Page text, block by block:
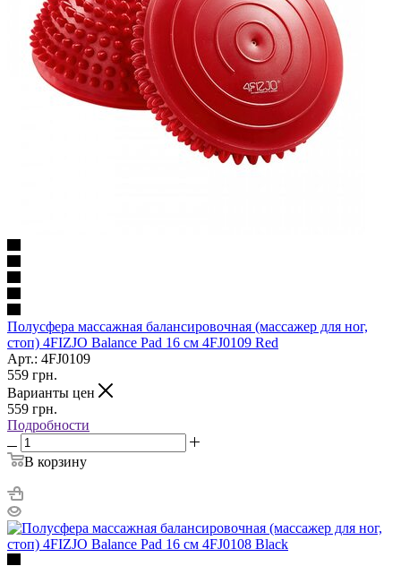
Полусфера массажная балансировочная (массажер для ног,
стоп) 4FIZJO Balance Pad 16 см 4FJ0109 Red
Арт.: 4FJ0109
559 грн.
Варианты цен
559 грн.
Подробности
В корзину